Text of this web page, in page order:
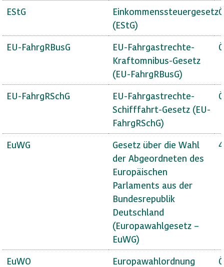
EStG
Einkommenssteuergesetz
(EStG)
EU-FahrgRBusG
EU-Fahrgastrechte-
Kraftomnibus-Gesetz
(EU-FahrgRBusG)
EU-FahrgRSchG
EU-Fahrgastrechte-
Schifffahrt-Gesetz (EU-
FahrgRSchG)
EuWG
Gesetz über die Wahl
der Abgeordneten des
Europäischen
Parlaments aus der
Bundesrepublik
Deutschland
(Europawahlgesetz –
EuWG)
EuWO
Europawahlordnung